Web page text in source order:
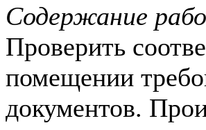
Содержание
Проверить
помещении
документов.